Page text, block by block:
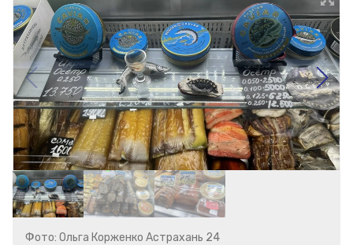
Фото: Ольга Корженко Астрахань 24